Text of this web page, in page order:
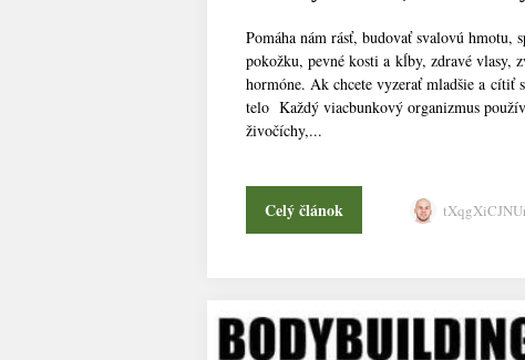
Pomáha nám rásť, budovať svalovú hmotu,
pokožku, pevné kosti a kĺby, zdravé vlasy,
hormóne. Ak chcete vyzerať mladšie a cítiť
telo Každý viacbunkový organizmus
živočíchy,...
Celý článok